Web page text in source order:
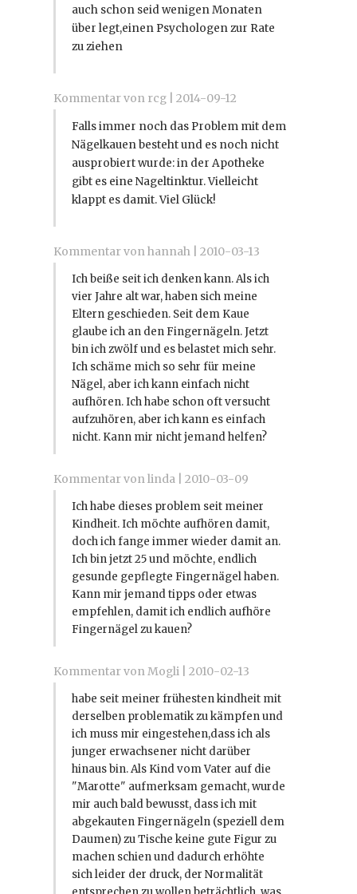
auch schon seid wenigen Monaten
über legt,einen Psychologen zur Rate
zu ziehen
Kommentar von rcg |2014-09-12
Falls immer noch das Problem mit dem
Nägelkauen besteht und es noch nicht
ausprobiert wurde: in der Apotheke
gibt es eine Nageltinktur. Vielleicht
klappt es damit. Viel Glück!
Kommentar von hannah |2010-03-13
Ich beiße seit ich denken kann. Als ich
vier Jahre alt war, haben sich meine
Eltern geschieden. Seit dem Kaue
glaube ich an den Fingernägeln. Jetzt
bin ich zwölf und es belastet mich sehr.
Ich schäme mich so sehr für meine
Nägel, aber ich kann einfach nicht
aufhören. Ich habe schon oft versucht
aufzuhören, aber ich kann es einfach
nicht. Kann mir nicht jemand helfen?
Kommentar von linda |2010-03-09
Ich habe dieses problem seit meiner
Kindheit. Ich möchte aufhören damit,
doch ich fange immer wieder damit an.
Ich bin jetzt 25 und möchte, endlich
gesunde gepflegte Fingernägel haben.
Kann mir jemand tipps oder etwas
empfehlen, damit ich endlich aufhöre
Fingernägel zu kauen?
Kommentar von Mogli |2010-02-13
habe seit meiner frühesten kindheit mit
derselben problematik zu kämpfen und
ich muss mir eingestehen,dass ich als
junger erwachsener nicht darüber
hinaus bin. Als Kind vom Vater auf die
"Marotte" aufmerksam gemacht, wurde
mir auch bald bewusst, dass ich mit
abgekauten Fingernägeln (speziell dem
Daumen) zu Tische keine gute Figur zu
machen schien und dadurch erhöhte
sich leider der druck, der Normalität